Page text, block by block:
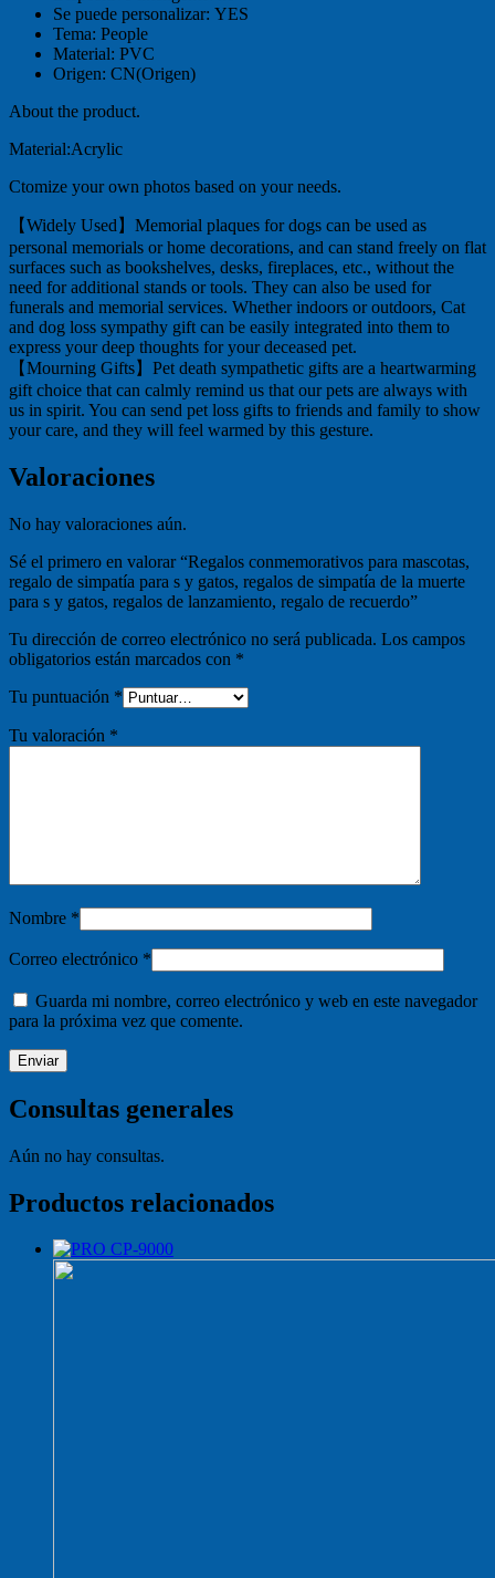
Se puede personalizar: YES
Tema: People
Material: PVC
Origen: CN(Origen)
About the product.
Material:Acrylic
Ctomize your own photos based on your needs.
【Widely Used】Memorial plaques for dogs can be used as
personal memorials or home decorations, and can stand freely on flat
surfaces such as bookshelves, desks, fireplaces, etc., without the
need for additional stands or tools. They can also be used for
funerals and memorial services. Whether indoors or outdoors, Cat
and dog loss sympathy gift can be easily integrated into them to
express your deep thoughts for your deceased pet.
【Mourning Gifts】Pet death sympathetic gifts are a heartwarming
gift choice that can calmly remind us that our pets are always with
us in spirit. You can send pet loss gifts to friends and family to show
your care, and they will feel warmed by this gesture.
Valoraciones
No hay valoraciones aún.
Sé el primero en valorar “Regalos conmemorativos para mascotas,
regalo de simpatía para s y gatos, regalos de simpatía de la muerte
para s y gatos, regalos de lanzamiento, regalo de recuerdo”
Tu dirección de correo electrónico no será publicada. Los campos
obligatorios están marcados con *
Tu puntuación *
Tu valoración *
Nombre *
Correo electrónico *
Guarda mi nombre, correo electrónico y web en este navegador
para la próxima vez que comente.
Consultas generales
Aún no hay consultas.
Productos relacionados